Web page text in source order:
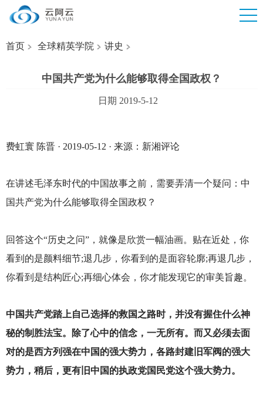
首页 全球精英学院 讲史
中国共产党为什么能够取得全国政权？
日期 2019-5-12
费虹寰 陈晋 · 2019-05-12 · 来源：新湘评论
在讲述毛泽东时代的中国故事之前，需要弄清一个疑问：中
国共产党为什么能够取得全国政权？
回答这个“历史之问”，就像是欣赏一幅油画。贴在近处，你
看到的是颜料细节;退几步，你看到的是面容轮廓;再退几步，
你看到是结构匠心;再细心体会，你才能发现它的审美旨趣。
中国共产党踏上自己选择的救国之路时，并没有握住什么神
秘的制胜法宝。除了心中的信念，一无所有。而又必须去面
对的是西方列强在中国的强大势力，各路封建旧军阀的强大
势力，稍后，更有旧中国的执政党国民党这个强大势力。